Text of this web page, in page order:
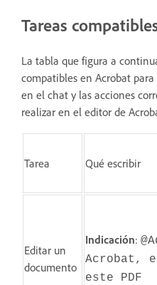
Tareas
La tabla que figura a
compatibles en Acrobat
en el chat y las acciones
realizar en el editor de
Tarea Qué escribir
Editar un
documento
Indicación:
Acrobat,
este PDF